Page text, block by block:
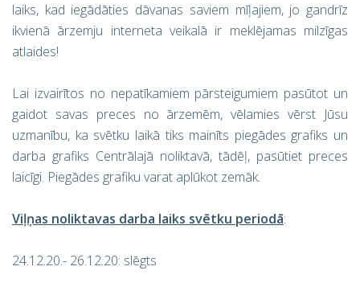
laiks, kad iegādāties dāvanas saviem mīļajiem, jo gandrīz
ikvienā ārzemju interneta veikalā ir meklējamas milzīgas
atlaides!
Lai izvairītos no nepatīkamiem pārsteigumiem pasūtot un
gaidot savas preces no ārzemēm, vēlamies vērst Jūsu
uzmanību, ka svētku laikā tiks mainīts piegādes grafiks un
darba grafiks Centrālajā noliktavā, tādēļ, pasūtiet preces
laicīgi. Piegādes grafiku varat aplūkot zemāk.
Viļņas noliktavas darba laiks svētku periodā:
24.12.20.- 26.12.20: slēgts